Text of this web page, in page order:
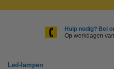
Hulp nodig? Bel
Op werkdagen
Led-lampen